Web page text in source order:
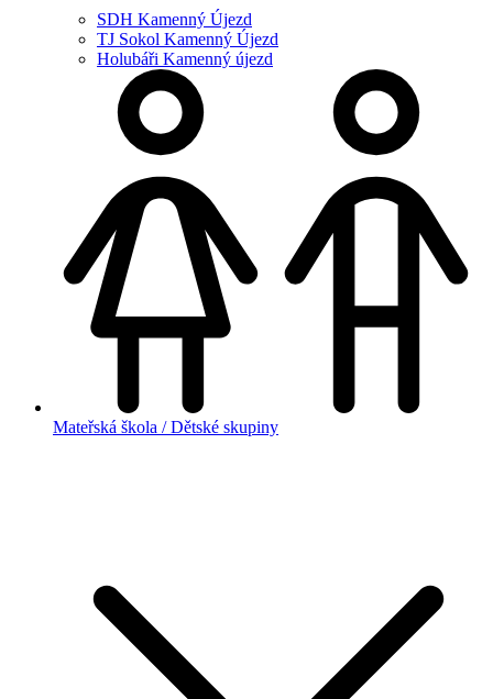
SDH Kamenný Újezd
TJ Sokol Kamenný Újezd
Holubáři Kamenný újezd
Mateřská škola / Dětské skupiny